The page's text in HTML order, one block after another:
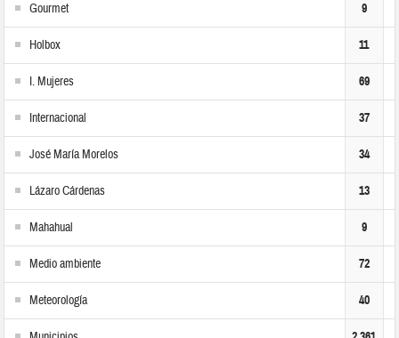
Gourmet 9
Holbox 11
I. Mujeres 69
Internacional 37
José María Morelos 34
Lázaro Cárdenas 13
Mahahual 9
Medio ambiente 72
Meteorología 40